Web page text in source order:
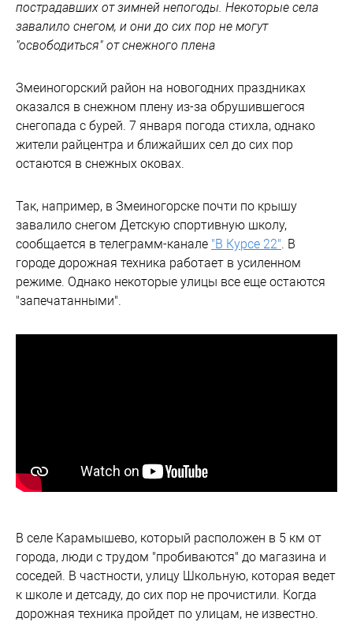
пострадавших от зимней непогоды. Некоторые села
завалило снегом, и они до сих пор не могут
"освободиться" от снежного плена
Змеиногорский район на новогодних праздниках
оказался в снежном плену из-за обрушившегося
снегопада с бурей. 7 января погода стихла, однако
жители райцентра и ближайших сел до сих пор
остаются в снежных оковах.
Так, например, в Змеиногорске почти по крышу
завалило снегом Детскую спортивную школу,
сообщается в телеграмм-канале "В Курсе 22". В
городе дорожная техника работает в усиленном
режиме. Однако некоторые улицы все еще остаются
"запечатанными".
В селе Карамышево, который расположен в 5 км от
города, люди с трудом "пробиваются" до магазина и
соседей. В частности, улицу Школьную, которая ведет
к школе и детсаду, до сих пор не прочистили. Когда
дорожная техника пройдет по улицам, не известно.